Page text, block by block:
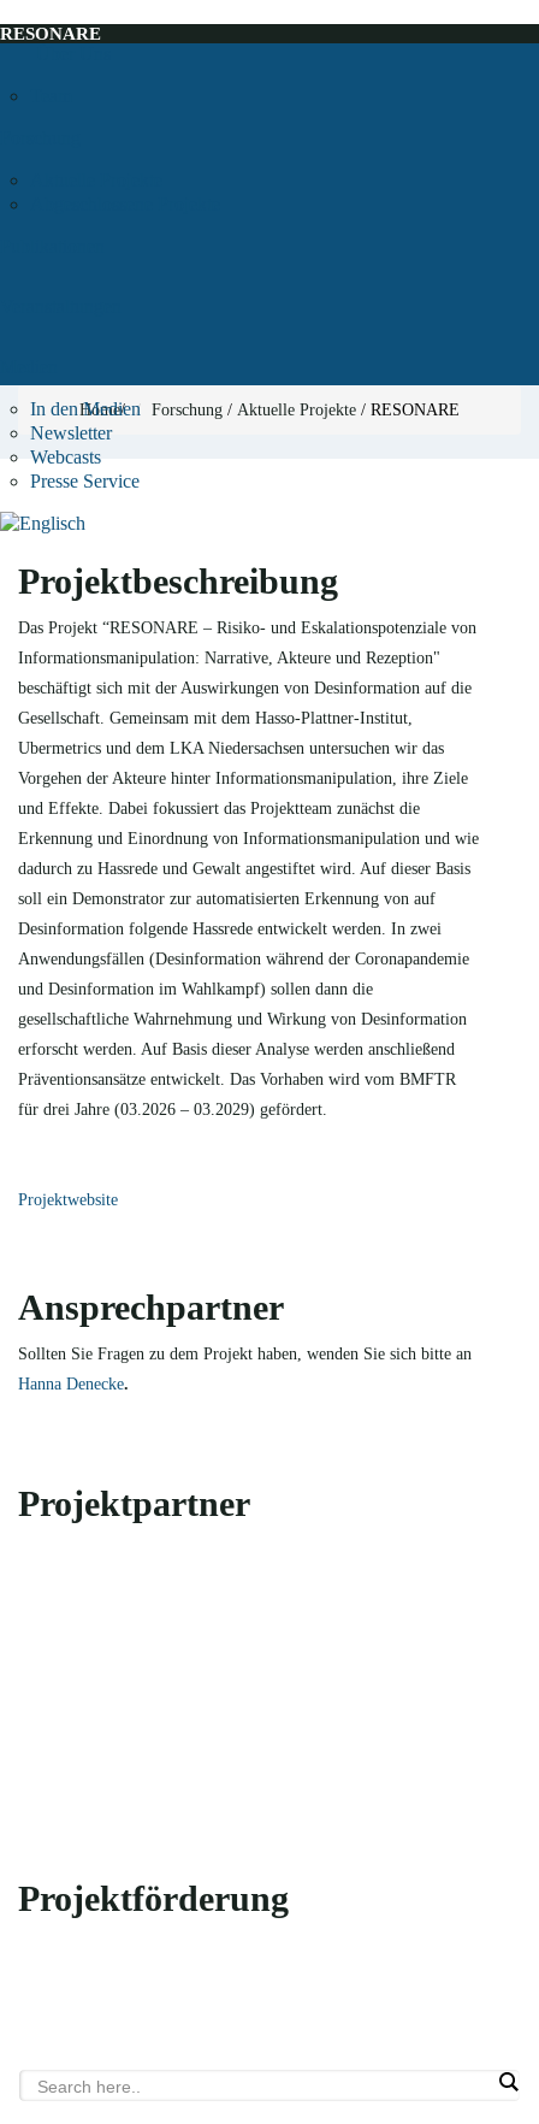
In den Medien
Newsletter
Webcasts
Presse Service
RESONARE
Home/ Forschung / Aktuelle Projekte / RESONARE
Projektbeschreibung
Das Projekt “RESONARE – Risiko- und Eskalationspotenziale von
Informationsmanipulation: Narrative, Akteure und Rezeption"
beschäftigt sich mit der Auswirkungen von Desinformation auf die
Gesellschaft. Gemeinsam mit dem Hasso-Plattner-Institut,
Ubermetrics und dem LKA Niedersachsen untersuchen wir das
Vorgehen der Akteure hinter Informationsmanipulation, ihre Ziele
und Effekte. Dabei fokussiert das Projektteam zunächst die
Erkennung und Einordnung von Informationsmanipulation und wie
dadurch zu Hassrede und Gewalt angestiftet wird. Auf dieser Basis
soll ein Demonstrator zur automatisierten Erkennung von auf
Desinformation folgende Hassrede entwickelt werden. In zwei
Anwendungsfällen (Desinformation während der Coronapandemie
und Desinformation im Wahlkampf) sollen dann die
gesellschaftliche Wahrnehmung und Wirkung von Desinformation
erforscht werden. Auf Basis dieser Analyse werden anschließend
Präventionsansätze entwickelt. Das Vorhaben wird vom BMFTR
für drei Jahre (03.2026 – 03.2029) gefördert.
Projektwebsite
Ansprechpartner
Sollten Sie Fragen zu dem Projekt haben, wenden Sie sich bitte an
Hanna Denecke.
Projektpartner
Projektförderung